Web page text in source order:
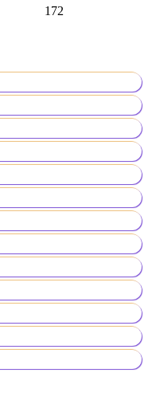
172